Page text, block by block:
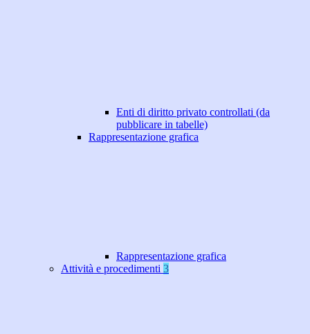
Enti di diritto privato controllati (da
pubblicare in tabelle)
Rappresentazione grafica
Rappresentazione grafica
Attività e procedimenti 3